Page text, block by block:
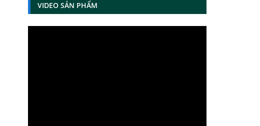
VIDEO SẢN PHẨM